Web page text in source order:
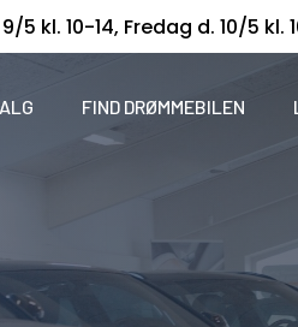
kl. 10-14, Fredag d. 10/5 kl.
FIND DRØMMEBILEN